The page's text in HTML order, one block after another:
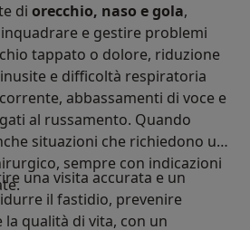
di orecchio, naso e gola,
e gestire problemi
tappato o dolore, riduzione
e difficoltà respiratoria
abbassamenti di voce e
al russamento. Quando
situazioni che richiedono un
sempre con indicazioni
una visita accurata e un
il fastidio, prevenire
qualità di vita, con un